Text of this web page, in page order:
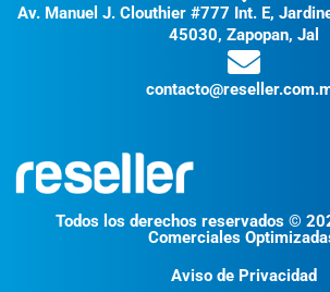
Av. Manuel J. Clouthier #777 Int. E,
45030, Zapopan, Jal
Todos los derechos reservados ©
Comerciales
Aviso de Privacidad